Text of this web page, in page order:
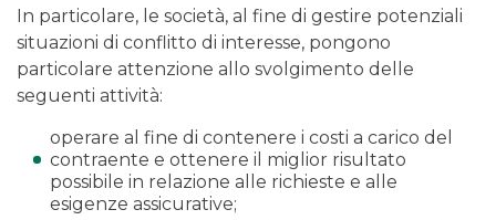
In particolare, le società, al fine di gestire potenziali
situazioni di conflitto di interesse, pongono
particolare attenzione allo svolgimento delle
seguenti attività:
operare al fine di contenere i costi a carico del
contraente e ottenere il miglior risultato
possibile in relazione alle richieste e alle
esigenze assicurative;